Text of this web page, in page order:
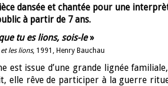
dansée et chantée pour une
à partir de 7 ans.
tu es lions, sois-le»
les lions, 1991, Henry Bauchau
est issue d’une grande lignée
elle rêve de participer à la guerre